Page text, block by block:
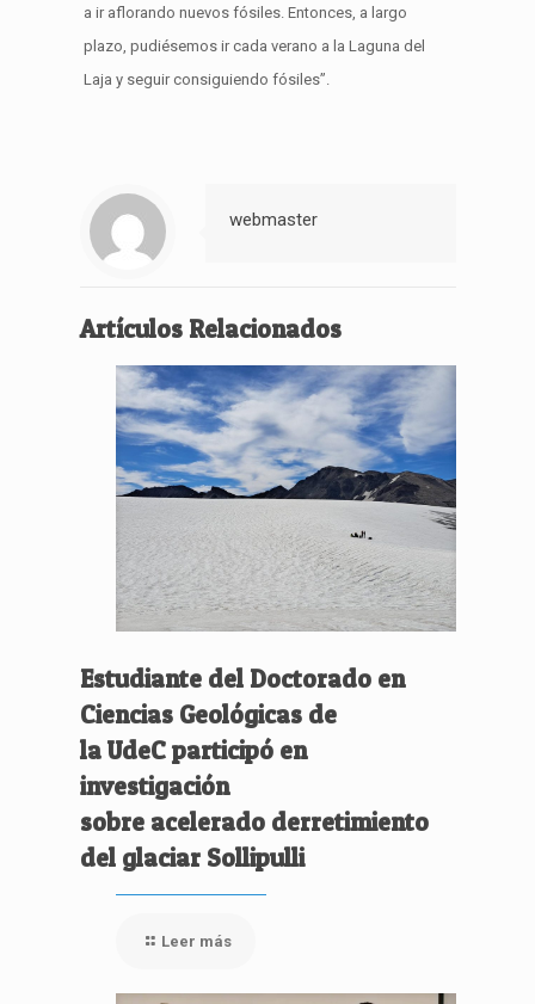
a ir aflorando nuevos fósiles. Entonces, a largo
plazo, pudiésemos ir cada verano a la Laguna del
Laja y seguir consiguiendo fósiles”.
webmaster
Artículos Relacionados
Estudiante del Doctorado en
Ciencias Geológicas de
la UdeC participó en
investigación
sobre acelerado derretimiento
del glaciar Sollipulli
Leer más